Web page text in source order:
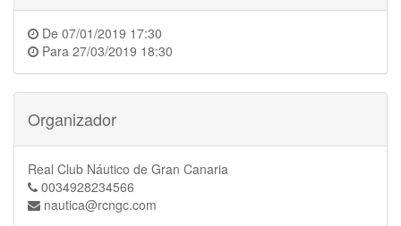
De 07/01/2019 17:30
Para 27/03/2019 18:30
Organizador
Real Club Náutico de Gran Canaria
0034928234566
nautica@rcngc.com